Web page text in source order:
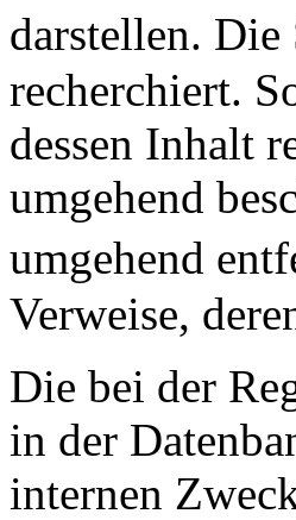
darstellen.
recherchiert.
dessen Inhalt
umgehend
umgehend
Verweise,
Die bei der
in der
internen